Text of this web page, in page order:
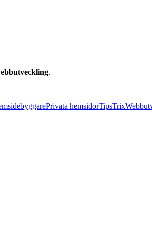
.
Privata hemsidorTipsTrix